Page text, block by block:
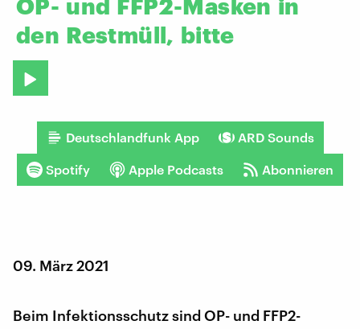
OP- und FFP2-Masken in
den Restmüll, bitte
Deutschlandfunk App ARD Sounds
Spotify Apple Podcasts Abonnieren
09. März 2021
Beim Infektionsschutz sind OP- und FFP2-